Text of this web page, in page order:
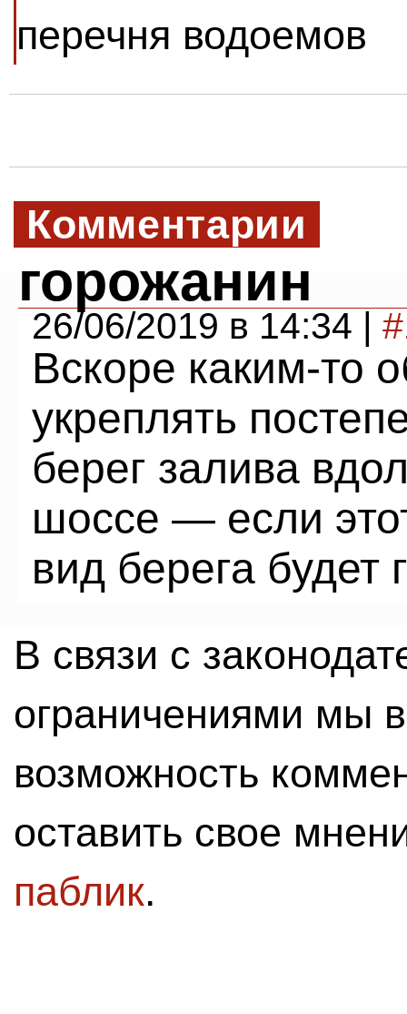
перечня водоемов
Комментарии
горожанин
26/06/2019 в 14:34 |
Вскоре каким-то
укреплять
берег залива
шоссе — если
вид берега будет
В связи с
ограничениями мы
возможность
оставить свое
паблик.